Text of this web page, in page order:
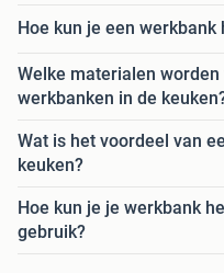
Hoe kun je een
Welke materialen
werkbanken in de
Wat is het voordeel van
keuken?
Hoe kun je je werkbank
gebruik?